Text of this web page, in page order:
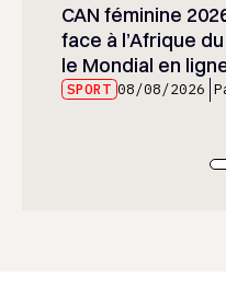
CAN féminine
face à l’Afrique
le Mondial en
SPORT 08/08/2026